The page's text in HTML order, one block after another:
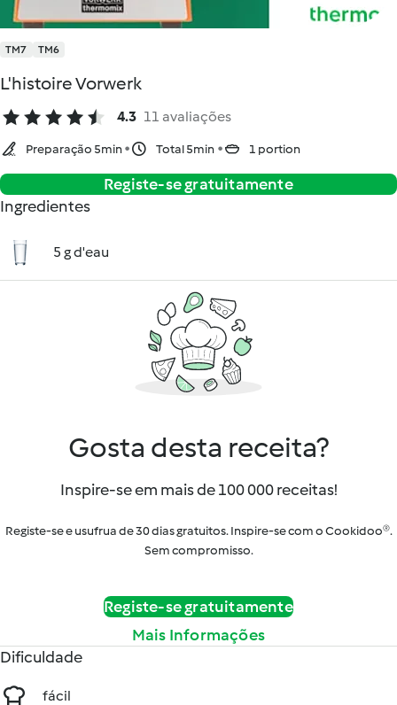
TM7 TM6
L'histoire Vorwerk
4.3 11 avaliações
Preparação 5min Total 5min 1 portion
Registe-se gratuitamente
Ingredientes
5 g d'eau
Gosta desta receita?
Inspire-se em mais de 100 000 receitas!
Registe-se e usufrua de 30 dias gratuitos. Inspire-se com o Cookidoo®.
Sem compromisso.
Registe-se gratuitamente
Mais Informações
Dificuldade
fácil